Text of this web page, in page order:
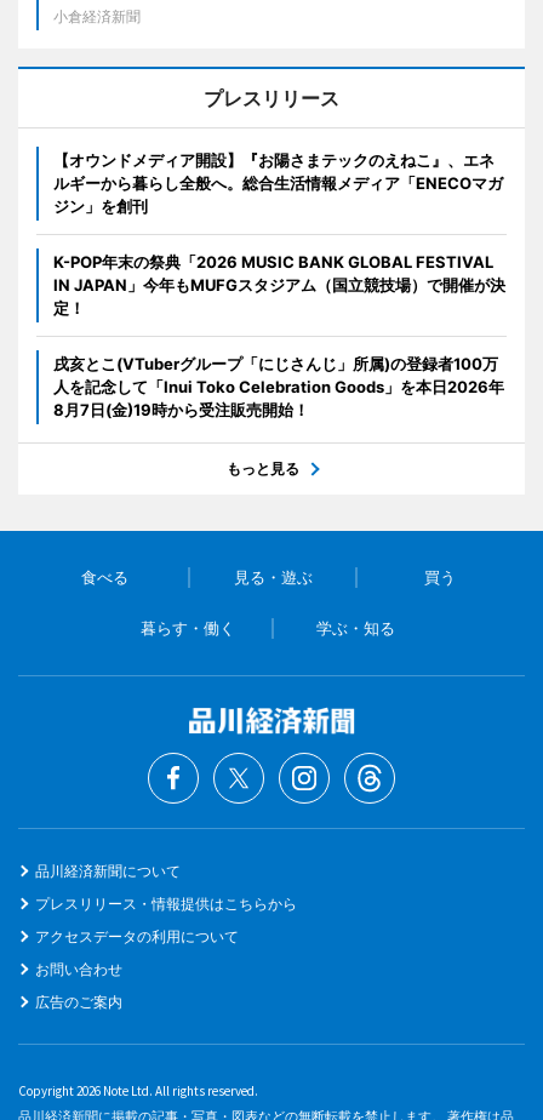
小倉経済新聞
プレスリリース
【オウンドメディア開設】『お陽さまテックのえねこ』、エネ
ルギーから暮らし全般へ。総合生活情報メディア「ENECOマガ
ジン」を創刊
K-POP年末の祭典「2026 MUSIC BANK GLOBAL FESTIVAL
IN JAPAN」今年もMUFGスタジアム（国立競技場）で開催が決
定！
戌亥とこ(VTuberグループ「にじさんじ」所属)の登録者100万
人を記念して「Inui Toko Celebration Goods」を本日2026年
8月7日(金)19時から受注販売開始！
もっと見る
食べる 見る・遊ぶ 買う
暮らす・働く 学ぶ・知る
品川経済新聞について
プレスリリース・情報提供はこちらから
アクセスデータの利用について
お問い合わせ
広告のご案内
Copyright 2026 Note Ltd. All rights reserved.
品川経済新聞に掲載の記事・写真・図表などの無断転載を禁止します。 著作権は品